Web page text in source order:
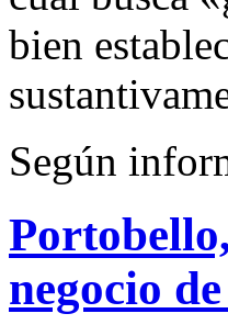
bien
Según
negocio